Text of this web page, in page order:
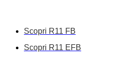
Scopri R11 FB
Scopri R11 EFB